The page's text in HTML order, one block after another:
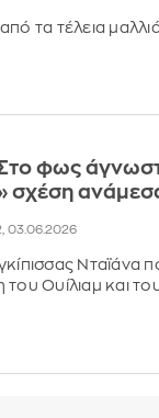
τα τέλεια
φως
σχέση
03.06.2026
Νταϊάνα
Ουίλιαμ και